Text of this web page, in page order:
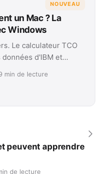
NOUVEAU
un Mac ? La
Windows
Le calculateur TCO
d'IBM et
min de lecture
peuvent apprendre
de lecture